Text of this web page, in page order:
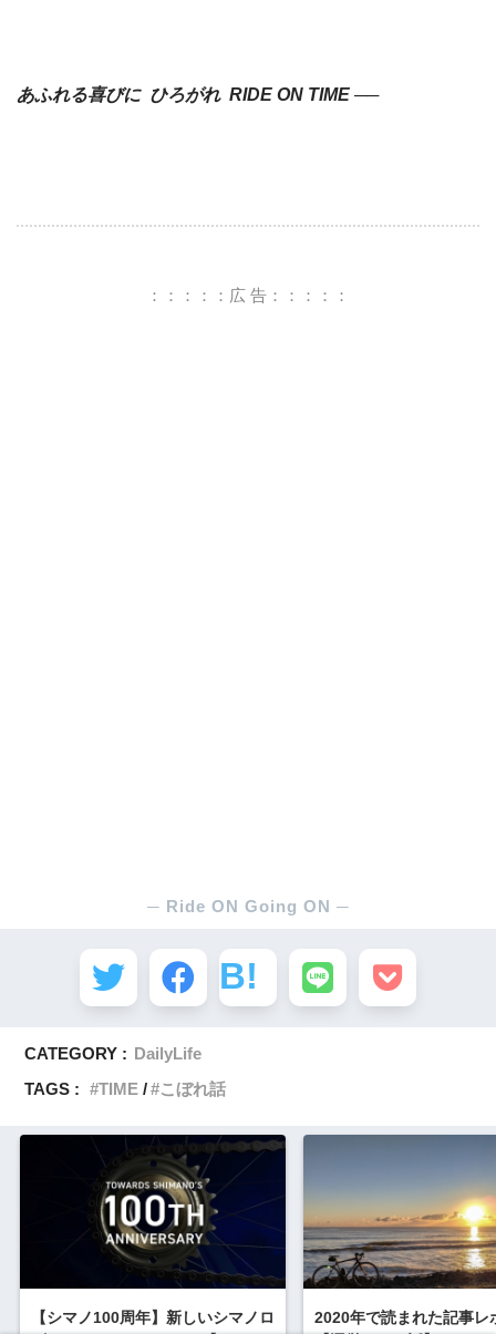
あふれる喜びに ひろがれ RIDE ON TIME ──
：：：：：広 告：：：：：
CATEGORY : DailyLife
TAGS :
TIME こぼれ話
【シマノ100周年】新しいシマノロ
2020年で読まれた記事レ